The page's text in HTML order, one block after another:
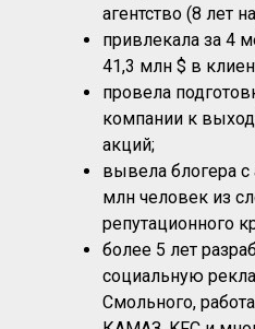
агентство (8 лет
привлекала за 4
41,3 млн $ в
провела
компании к
акций;
вывела блогера с
млн человек из
репутационного
более 5 лет
социальную
Смольного,